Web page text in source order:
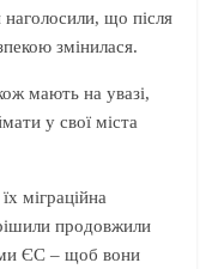
наголосили, що після
змінилася.
мають на увазі,
у свої міста
міграційна
продовжили
ЄС – щоб вони